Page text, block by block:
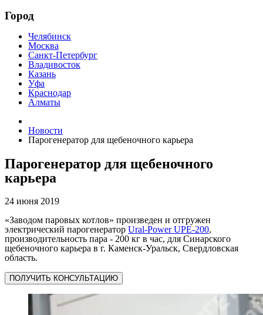
Город
Челябинск
Москва
Санкт-Петербург
Владивосток
Казань
Уфа
Краснодар
Алматы
Новости
Парогенератор для щебеночного карьера
Парогенератор для щебеночного
карьера
24 июня 2019
«Заводом паровых котлов» произведен и отгружен
электрический парогенератор Ural-Power UPE-200,
производительность пара - 200 кг в час, для Синарского
щебеночного карьера в г. Каменск-Уральск, Свердловская
область.
ПОЛУЧИТЬ КОНСУЛЬТАЦИЮ